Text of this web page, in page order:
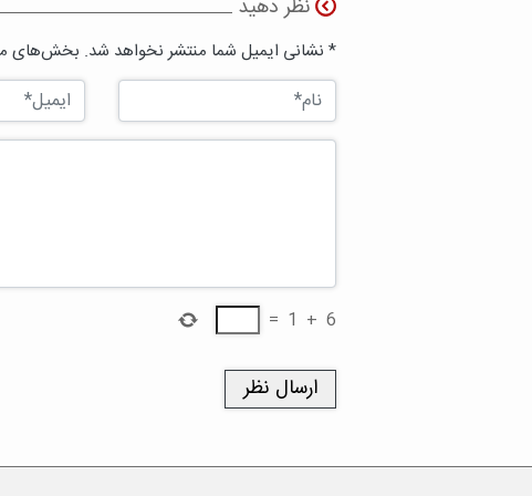
نظر دهید
* نشانی ایمیل شما منتشر نخواهد شد. بخش‌های
6
+
1
=